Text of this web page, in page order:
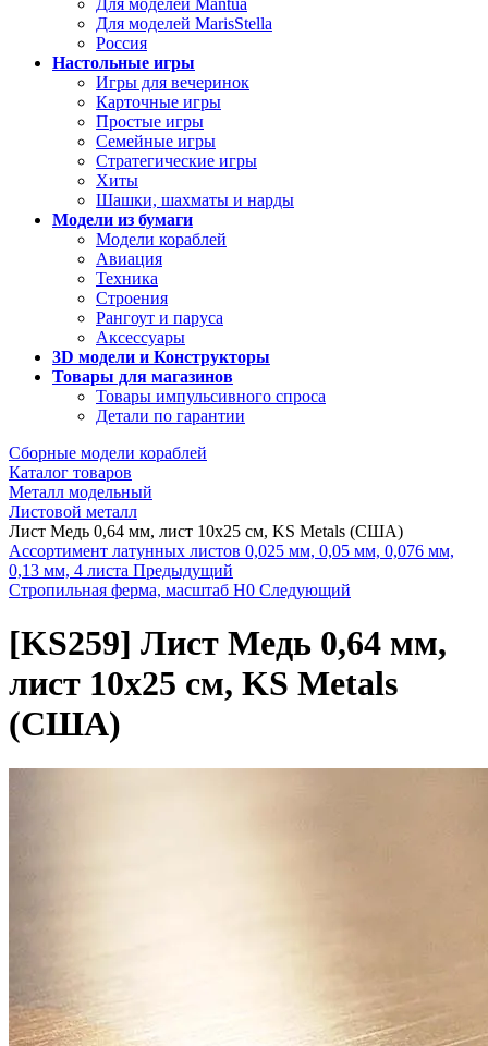
Для моделей Mantua
Для моделей MarisStella
Россия
Настольные игры
Игры для вечеринок
Карточные игры
Простые игры
Семейные игры
Стратегические игры
Хиты
Шашки, шахматы и нарды
Модели из бумаги
Модели кораблей
Авиация
Техника
Строения
Рангоут и паруса
Аксессуары
3D модели и Конструкторы
Товары для магазинов
Товары импульсивного спроса
Детали по гарантии
Сборные модели кораблей
Каталог товаров
Металл модельный
Листовой металл
Лист Медь 0,64 мм, лист 10х25 см, KS Metals (США)
Ассортимент латунных листов 0,025 мм, 0,05 мм, 0,076 мм,
0,13 мм, 4 листа Предыдущий
Стропильная ферма, масштаб H0 Следующий
[KS259] Лист Медь 0,64 мм,
лист 10х25 см, KS Metals
(США)